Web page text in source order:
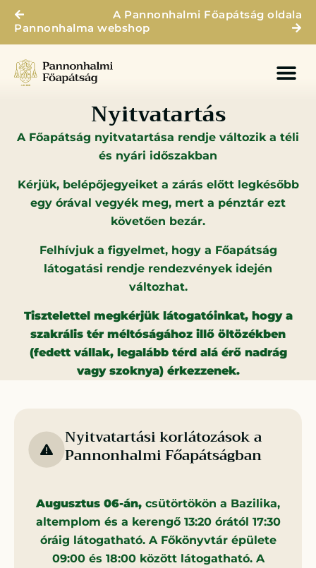
A Pannonhalmi Főapátság oldala
Pannonhalma webshop
Nyitvatartás
A Főapátság nyitvatartása rendje változik a téli
és nyári időszakban
Kérjük, belépőjegyeiket a zárás előtt legkésőbb
egy órával vegyék meg, mert a pénztár ezt
követően bezár.
Felhívjuk a figyelmet, hogy a Főapátság
látogatási rendje rendezvények idején
változhat.
Tisztelettel megkérjük látogatóinkat, hogy a
szakrális tér méltóságához illő öltözékben
(fedett vállak, legalább térd alá érő nadrág
vagy szoknya) érkezzenek.
Nyitvatartási korlátozások a
Pannonhalmi Főapátságban
Augusztus 06-án, csütörtökön a Bazilika,
altemplom és a kerengő 13:20 órától 17:30
óráig látogatható. A Főkönyvtár épülete
09:00 és 18:00 között látogatható. A